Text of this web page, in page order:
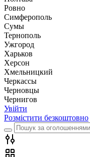
Ровно
Симферополь
Сумы
Тернополь
Ужгород
Харьков
Херсон
Хмельницкий
Черкассы
Чернoвцы
Чернигов
Увійти
Розмістити безкоштовно